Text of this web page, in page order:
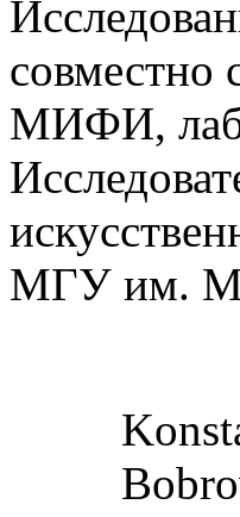
МИФИ,
МГУ им.